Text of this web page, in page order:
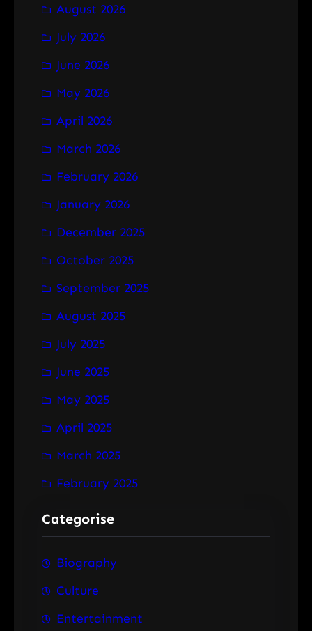
c
h
August 2026
July 2026
June 2026
May 2026
April 2026
March 2026
February 2026
January 2026
December 2025
October 2025
September 2025
August 2025
July 2025
June 2025
May 2025
April 2025
March 2025
February 2025
Categorise
Biography
Culture
Entertainment